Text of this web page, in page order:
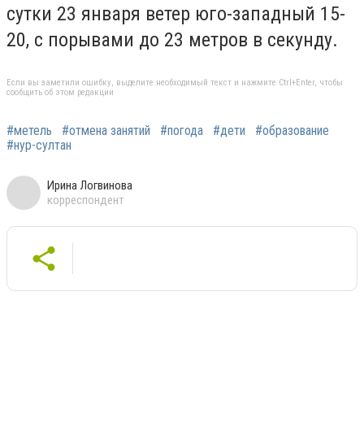
сутки 23 января ветер юго-западный 15-
20, с порывами до 23 метров в секунду.
Если вы заметили ошибку, выделите необходимый текст и нажмите Ctrl+Enter, чтобы
сообщить об этом редакции
#метель #отмена занятий #погода #дети
#образование
#нур-султан
Ирина Логвинова
корреспондент